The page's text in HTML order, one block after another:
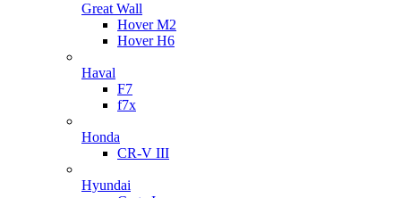
Great Wall
Hover M2
Hover H6
Haval
F7
f7x
Honda
CR-V III
Hyundai